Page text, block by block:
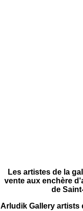
Les artistes de la
vente aux enchère
de
Arludik Gallery artists